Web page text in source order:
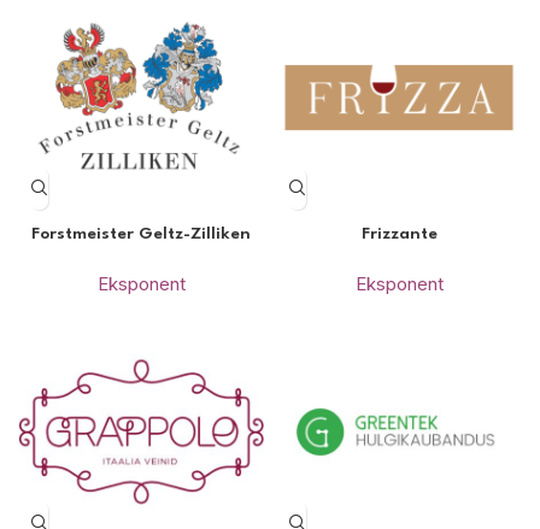
Forstmeister Geltz-Zilliken
Eksponent
Frizzante
Eksponent